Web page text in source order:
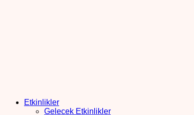
Etkinlikler
Gelecek Etkinlikler